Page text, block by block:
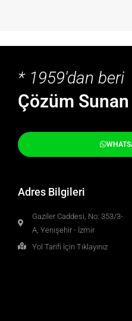
* 1959'dan beri
Çözüm
Adres Bilgileri
Gaziler Caddesi, No: 353/3-
A, Yenişehir - İzmir
Yol Tarifi İçin Tıklayınız